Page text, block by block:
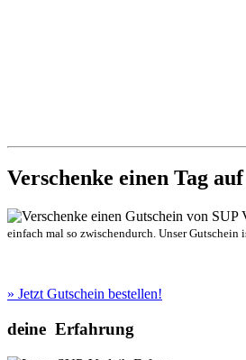
Verschenke einen Tag
einfach mal so zwischendurch. Unser
» Jetzt Gutschein bestellen!
deine Erfahrung